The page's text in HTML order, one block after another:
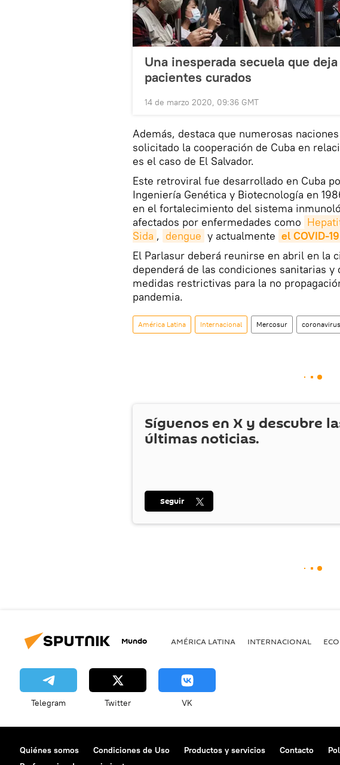
Una inesperada secuela que
pacientes curados
14 de marzo 2020, 09:36 GMT
Además, destaca que numerosas
solicitado la cooperación de Cuba en
es el caso de El Salvador.
Este retroviral fue desarrollado en Cuba
Ingeniería Genética y Biotecnología en
en el fortalecimiento del sistema
afectados por enfermedades como
Sida , dengue y actualmente el COVID-19
El Parlasur deberá reunirse en abril en la
dependerá de las condiciones sanitarias y
medidas restrictivas para la no
pandemia.
América Latina Internacional Mercosur
Síguenos en X y descubre
últimas noticias.
Seguir
Mundo AMÉRICA LATINA INTERNACIONAL
Telegram Twitter VK
Quiénes somos Condiciones de Uso Productos y servicios Contacto